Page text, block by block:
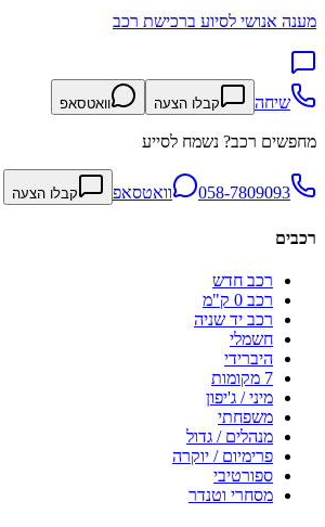
מענה אנושי לסיוע ברכישת רכב
שיחה קבלו הצעה וואטסאפ
מחפשים רכב? נשמח לסייע
058-7809093 וואטסאפ קבלו הצעה
רכבים
רכב חדש
רכב 0 ק"מ
רכב יד שניה
חשמלי
היברידי
7 מקומות
מיני / ג'יפון
משפחתי
מנהלים / גדול
פרימיום / יוקרה
ספורטיבי
מסחרי וטנדר